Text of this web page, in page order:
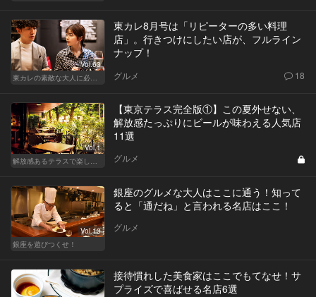
Vol.63
東カレの素敵な大人に必要なこと
東カレ8月号は「リピーターの多い料理
店」。行きつけにしたい店が、フルライン
ナップ！
グルメ 18
Vol.1
解放感あるテラスで楽しく飲める東京の人気店
【東京テラス完全版①】この夏外せない、
解放感たっぷりにビールが味わえる人気店
11選
グルメ
Vol.13
銀座を遊びつくせ！
銀座のグルメな大人はここに通う！知って
ると「通だね」と言われる名店はここ！
グルメ
接待慣れした美食家はここでもてなせ！サ
プライズで喜ばせる名店6選